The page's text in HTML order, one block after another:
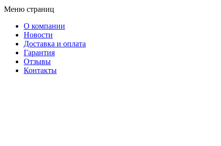
Меню страниц
О компании
Новости
Доставка и оплата
Гарантия
Отзывы
Контакты